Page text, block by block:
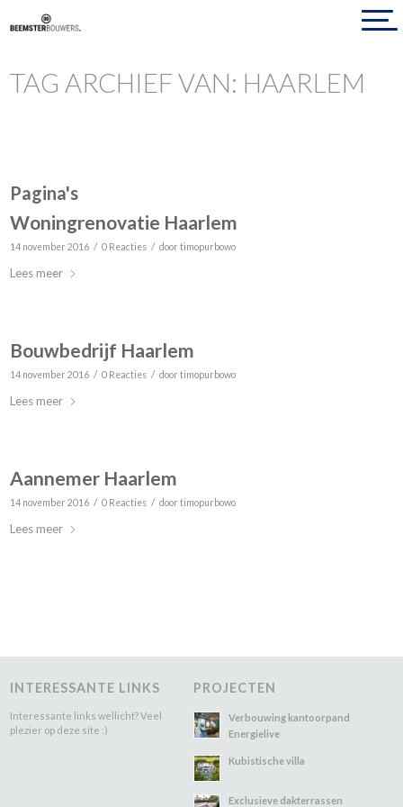
TAG ARCHIEF VAN: HAARLEM
Pagina's
Woningrenovatie Haarlem
14 november 2016 / 0 Reacties / doortimopurbowo
Lees meer
Bouwbedrijf Haarlem
14 november 2016 / 0 Reacties / doortimopurbowo
Lees meer
Aannemer Haarlem
14 november 2016 / 0 Reacties / doortimopurbowo
Lees meer
INTERESSANTE LINKS
Interessante links wellicht? Veel
plezier op deze site :)
PROJECTEN
Verbouwing kantoorpand
Energielive
Kubistische villa
Exclusieve dakterrassen